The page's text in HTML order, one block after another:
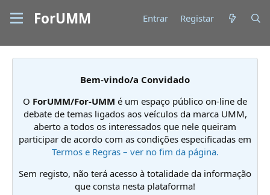
ForUMM Entrar Registar
Bem-vindo/a Convidado
O ForUMM/For-UMM é um espaço público on-line de
debate de temas ligados aos veículos da marca UMM,
aberto a todos os interessados que nele queiram
participar de acordo com as condições especificadas em
Termos e Regras – ver no fim da página.
Sem registo, não terá acesso à totalidade da informação
que consta nesta plataforma!